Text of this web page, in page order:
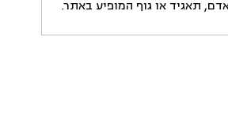
תאגיד או גוף המופיע באתר.